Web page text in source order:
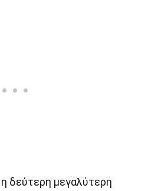
η δεύτερη μεγαλύτερη